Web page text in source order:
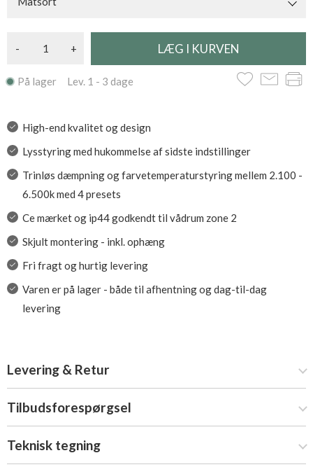
- +
På lager Lev. 1 - 3 dage
High-end kvalitet og design
Lysstyring med hukommelse af sidste indstillinger
Trinløs dæmpning og farvetemperaturstyring mellem 2.100 -
6.500k med 4 presets
Ce mærket og ip44 godkendt til vådrum zone 2
Skjult montering - inkl. ophæng
Fri fragt og hurtig levering
Varen er på lager - både til afhentning og dag-til-dag
levering
Levering & Retur
Tilbudsforespørgsel
Teknisk tegning